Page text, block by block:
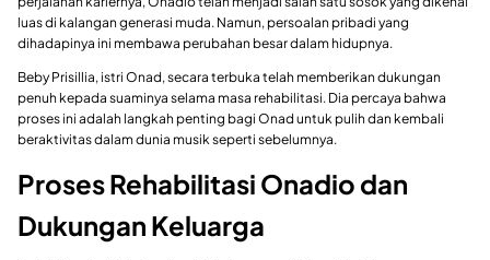
luas di kalangan generasi muda. Namun, persoalan pribadi yang
dihadapinya ini membawa perubahan besar dalam hidupnya.
Beby Prisillia, istri Onad, secara terbuka telah memberikan dukungan
penuh kepada suaminya selama masa rehabilitasi. Dia percaya bahwa
proses ini adalah langkah penting bagi Onad untuk pulih dan kembali
beraktivitas dalam dunia musik seperti sebelumnya.
Proses Rehabilitasi Onadio dan
Dukungan Keluarga